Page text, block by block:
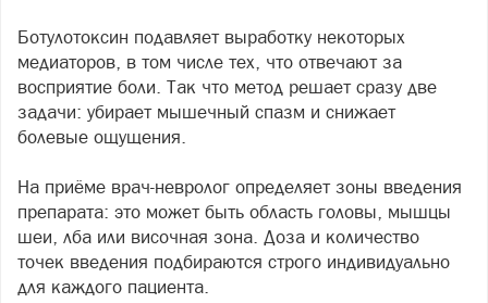
Ботулотоксин подавляет выработку некоторых
медиаторов, в том числе тех, что отвечают за
восприятие боли. Так что метод решает сразу две
задачи: убирает мышечный спазм и снижает
болевые ощущения.
На приёме врач-невролог определяет зоны введения
препарата: это может быть область головы, мышцы
шеи, лба или височная зона. Доза и количество
точек введения подбираются строго индивидуально
для каждого пациента.